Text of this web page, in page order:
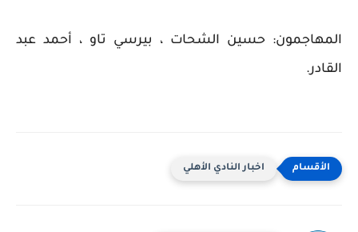
المهاجمون: حسين الشحات ، بيرسي تاو ، أحمد عبد
القادر.
اخبار النادي الأهلي